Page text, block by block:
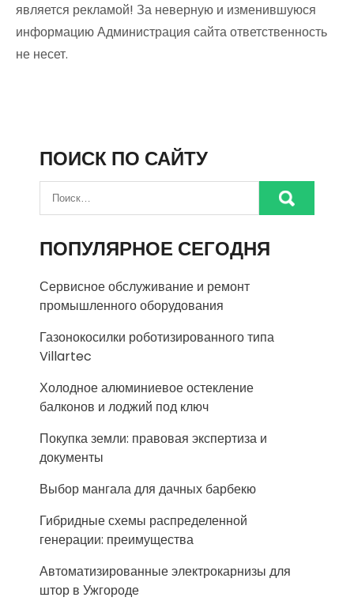
является рекламой! За неверную и изменившуюся
информацию Администрация сайта ответственность
не несет.
ПОИСК ПО САЙТУ
ПОПУЛЯРНОЕ СЕГОДНЯ
Сервисное обслуживание и ремонт
промышленного оборудования
Газонокосилки роботизированного типа
Villartec
Холодное алюминиевое остекление
балконов и лоджий под ключ
Покупка земли: правовая экспертиза и
документы
Выбор мангала для дачных барбекю
Гибридные схемы распределенной
генерации: преимущества
Автоматизированные электрокарнизы для
штор в Ужгороде